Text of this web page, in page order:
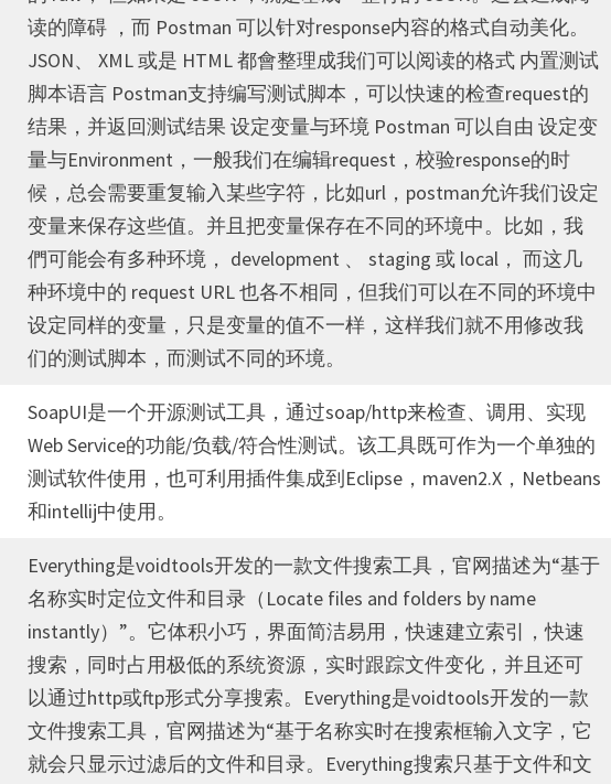
读的障碍 ，而 Postman 可以针对response内容的格式自动美化。
JSON、 XML 或是 HTML 都會整理成我们可以阅读的格式 内置测试
脚本语言 Postman支持编写测试脚本，可以快速的检查request的
结果，并返回测试结果 设定变量与环境 Postman 可以自由 设定变
量与Environment，一般我们在编辑request，校验response的时
候，总会需要重复输入某些字符，比如url，postman允许我们设定
变量来保存这些值。并且把变量保存在不同的环境中。比如，我
們可能会有多种环境， development 、 staging 或 local， 而这几
种环境中的 request URL 也各不相同，但我们可以在不同的环境中
设定同样的变量，只是变量的值不一样，这样我们就不用修改我
们的测试脚本，而测试不同的环境。
SoapUI是一个开源测试工具，通过soap/http来检查、调用、实现
Web Service的功能/负载/符合性测试。该工具既可作为一个单独的
测试软件使用，也可利用插件集成到Eclipse，maven2.X，Netbeans
和intellij中使用。
Everything是voidtools开发的一款文件搜索工具，官网描述为“基于
名称实时定位文件和目录（Locate files and folders by name
instantly）”。它体积小巧，界面简洁易用，快速建立索引，快速
搜索，同时占用极低的系统资源，实时跟踪文件变化，并且还可
以通过http或ftp形式分享搜索。Everything是voidtools开发的一款
文件搜索工具，官网描述为“基于名称实时在搜索框输入文字，它
就会只显示过滤后的文件和目录。Everything搜索只基于文件和文